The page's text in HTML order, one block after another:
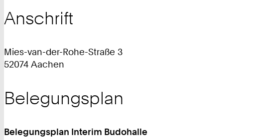
Anschrift
Mies-van-der-Rohe-Straße 3
52074 Aachen
Belegungsplan
Belegungsplan Interim Budohalle